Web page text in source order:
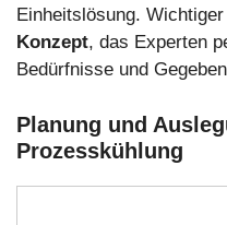
Einheitslösung.
Konzept, das Experten
Bedürfnisse und
Planung und
Prozesskühlung